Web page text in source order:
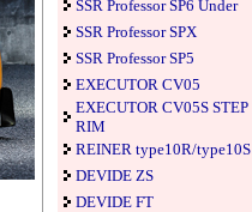
SSR Professor SP6 Under
SSR Professor SPX
SSR Professor SP5
EXECUTOR CV05
EXECUTOR CV05S STEP
RIM
REINER type10R/type10S
DEVIDE ZS
DEVIDE FT